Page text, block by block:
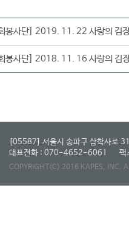
봉사단] 2019. 11. 22 사랑의 김
봉사단] 2018. 11. 16 사랑의 김
[05587] 서울시 송파구 삼학사로
대표전화 : 070-4652-6061
COPYRIGHT(C) 2016 KAPES, INC.